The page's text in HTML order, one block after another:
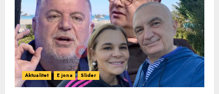
Aktualitet E jona Slider